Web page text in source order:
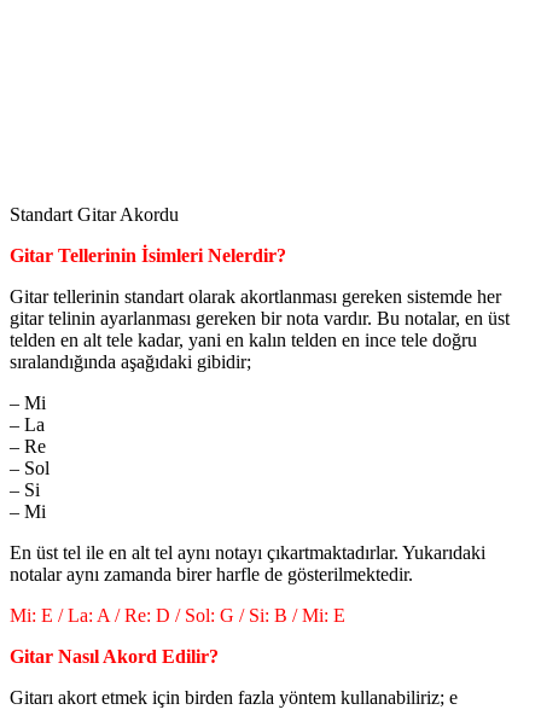
Standart Gitar Akordu
Gitar Tellerinin İsimleri Nelerdir?
Gitar tellerinin standart olarak akortlanması gereken sistemde her
gitar telinin ayarlanması gereken bir nota vardır. Bu notalar, en üst
telden en alt tele kadar, yani en kalın telden en ince tele doğru
sıralandığında aşağıdaki gibidir;
– Mi
– La
– Re
– Sol
– Si
– Mi
En üst tel ile en alt tel aynı notayı çıkartmaktadırlar. Yukarıdaki
notalar aynı zamanda birer harfle de gösterilmektedir.
Mi: E / La: A / Re: D / Sol: G / Si: B / Mi: E
Gitar Nasıl Akord Edilir?
Gitarı akort etmek için birden fazla yöntem kullanabiliriz; e